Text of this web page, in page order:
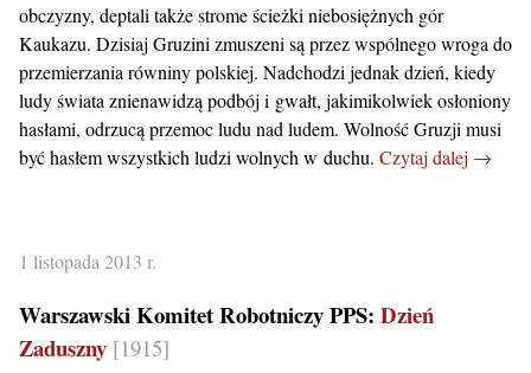
obczyzny, deptali także strome ścieżki niebosiężnych gór
Kaukazu. Dzisiaj Gruzini zmuszeni są przez wspólnego wroga do
przemierzania równiny polskiej. Nadchodzi jednak dzień, kiedy
ludy świata znienawidzą podbój i gwałt, jakimikolwiek osłoniony
hasłami, odrzucą przemoc ludu nad ludem. Wolność Gruzji musi
być hasłem wszystkich ludzi wolnych w duchu. Czytaj dalej →
1 listopada 2013 r.
Warszawski Komitet Robotniczy PPS: Dzień
Zaduszny [1915]